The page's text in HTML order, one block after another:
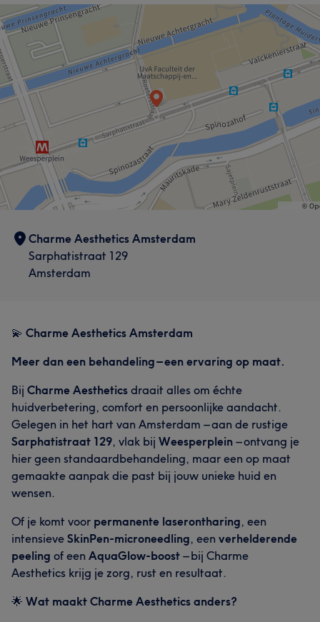
Charme Aesthetics Amsterdam
Sarphatistraat 129
Amsterdam
💫 Charme Aesthetics Amsterdam
Meer dan een behandeling – een ervaring op maat.
Bij Charme Aesthetics draait alles om échte
huidverbetering, comfort en persoonlijke aandacht.
Gelegen in het hart van Amsterdam – aan de rustige
Sarphatistraat 129, vlak bij Weesperplein – ontvang je
hier geen standaardbehandeling, maar een op maat
gemaakte aanpak die past bij jouw unieke huid en
wensen.
Of je komt voor permanente laserontharing, een
intensieve SkinPen-microneedling, een verhelderende
peeling of een AquaGlow-boost – bij Charme
Aesthetics krijg je zorg, rust en resultaat.
🌟 Wat maakt Charme Aesthetics anders?